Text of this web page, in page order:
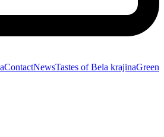
ContactNewsTastes of Bela krajinaGreen